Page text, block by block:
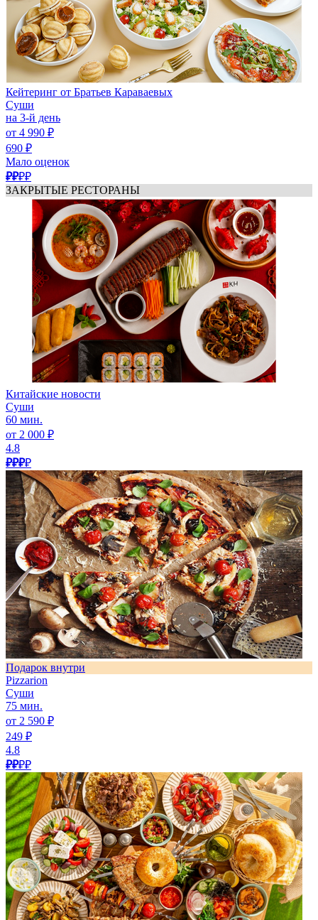
Кейтеринг от Братьев Караваевых
Суши
на 3-й день
от 4 990 ₽
690 ₽
Мало оценок
₽₽₽₽
ЗАКРЫТЫЕ РЕСТОРАНЫ
Китайские новости
Суши
60 мин.
от 2 000 ₽
4.8
₽₽₽₽
Подарок внутри
Pizzarion
Суши
75 мин.
от 2 590 ₽
249 ₽
4.8
₽₽₽₽